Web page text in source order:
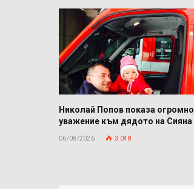
Николай Попов показа огромно
уважение към дядото на Сияна
06/08/2026 3 048